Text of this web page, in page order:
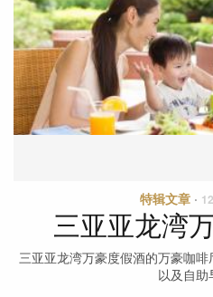
特辑文章·
三亚亚龙湾
三亚亚龙湾万豪度假酒的万豪咖
以及自助